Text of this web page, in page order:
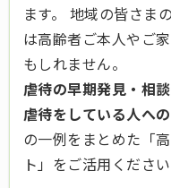
ます。 地域の皆さま
は高齢者ご本人やご
もしれません。
虐待の早期発見・相
虐待をしている人へ
の一例をまとめた「
ト」をご活用ください